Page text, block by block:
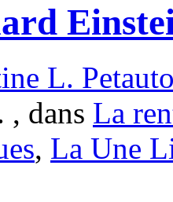
L.
, dans La
, La Une